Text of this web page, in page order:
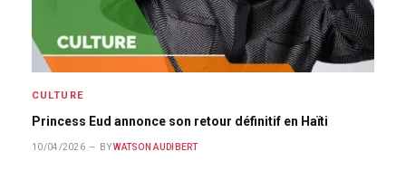
CULTURE
Princess Eud annonce son retour définitif en Haïti
10/04/2026 BY WATSON AUDIBERT